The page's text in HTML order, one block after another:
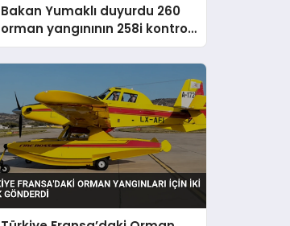
Bakan Yumaklı duyurdu 260
orman yangınının 258i kontrol
altında